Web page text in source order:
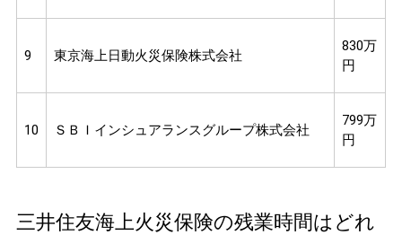
9 東京海上日動火災保険株式会社
830万
円
10 ＳＢＩインシュアランスグループ株式会社
799万
円
三井住友海上火災保険の残業時間はどれ